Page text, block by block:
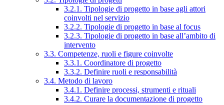
3.2.1. Tipologie di progetto in base agli attori
coinvolti nel servizio
3.2.2. Tipologie di progetto in base al focus
3.2.3. Tipologie di progetto in base all’ambito di
intervento
3.3. Competenze, ruoli e figure coinvolte
3.3.1. Coordinatore di progetto
3.3.2. Definire ruoli e responsabilità
3.4. Metodo di lavoro
3.4.1. Definire processi, strumenti e rituali
3.4.2. Curare la documentazione di progetto